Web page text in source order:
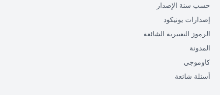
حسب سنة الإصدار
إصدارات يونيكود
الرموز التعبيرية الشائعة
المدونة
كاوموجي
أسئلة شائعة